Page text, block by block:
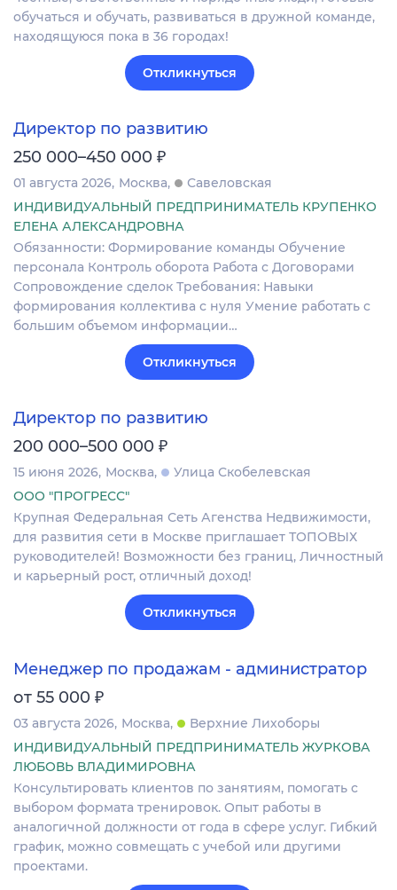
обучаться и обучать, развиваться в дружной команде,
находящуюся пока в 36 городах!
Откликнуться
Директор по развитию
250 000–450 000 ₽
01 августа 2026 Москва
Савеловская
ИНДИВИДУАЛЬНЫЙ ПРЕДПРИНИМАТЕЛЬ КРУПЕНКО
ЕЛЕНА АЛЕКСАНДРОВНА
Обязанности: Формирование команды Обучение
персонала Контроль оборота Работа с Договорами
Сопровождение сделок Требования: Навыки
формирования коллектива с нуля Умение работать с
большим объемом информации…
Откликнуться
Директор по развитию
200 000–500 000 ₽
15 июня 2026 Москва
Улица Скобелевская
ООО "ПРОГРЕСС"
Крупная Федеральная Сеть Агенства Недвижимости,
для развития сети в Москве приглашает ТОПОВЫХ
руководителей! Возможности без границ, Личностный
и карьерный рост, отличный доход!
Откликнуться
Менеджер по продажам - администратор
от 55 000 ₽
03 августа 2026 Москва
Верхние Лихоборы
ИНДИВИДУАЛЬНЫЙ ПРЕДПРИНИМАТЕЛЬ ЖУРКОВА
ЛЮБОВЬ ВЛАДИМИРОВНА
Консультировать клиентов по занятиям, помогать с
выбором формата тренировок. Опыт работы в
аналогичной должности от года в сфере услуг. Гибкий
график, можно совмещать с учебой или другими
проектами.